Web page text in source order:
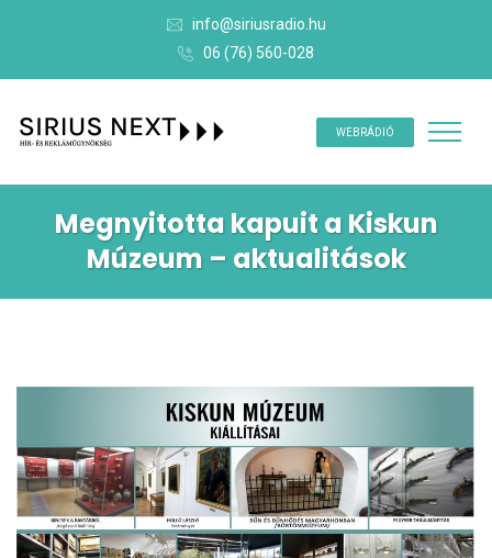
info@siriusradio.hu
06 (76) 560-028
WEBRÁDIÓ
Megnyitotta kapuit a Kiskun
Múzeum – aktualitások